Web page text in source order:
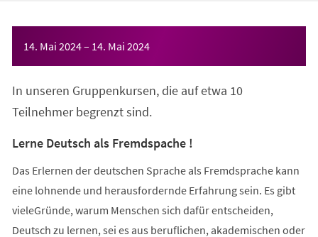
14. Mai 2024– 14. Mai 2024
In unseren Gruppenkursen, die auf etwa 10
Teilnehmer begrenzt sind.
Lerne Deutsch als Fremdspache !
Das Erlernen der deutschen Sprache als Fremdsprache kann
eine lohnende und herausfordernde Erfahrung sein. Es gibt
vieleGründe, warum Menschen sich dafür entscheiden,
Deutsch zu lernen, sei es aus beruflichen, akademischen oder